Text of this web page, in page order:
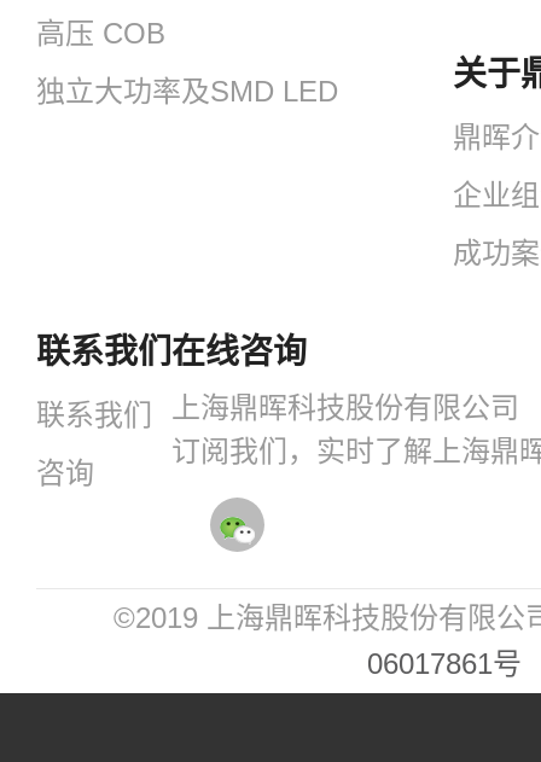
高压 COB
独立大功率及SMD LED
关于
鼎晖
企业
成功
联系我们
联系我们
咨询
在线咨询
上海鼎晖科技股份有限公司
订阅我们，实时了解上海鼎
©2019 上海鼎晖科技股份有限公
06017861号